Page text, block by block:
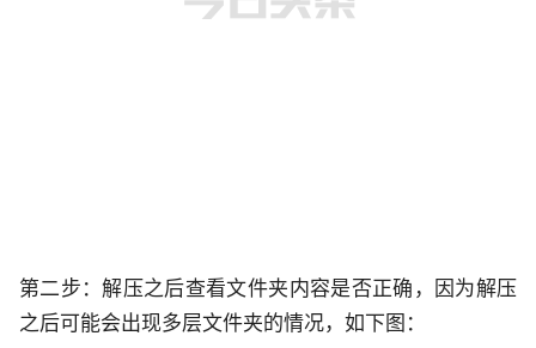
第二步：解压之后查看文件夹内容是否正确，因为解压
之后可能会出现多层文件夹的情况，如下图：